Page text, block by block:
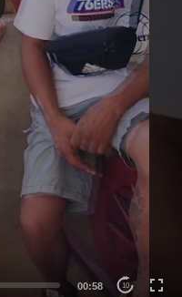
00:58 10